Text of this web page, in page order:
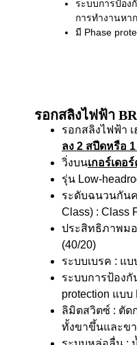
ระบบการป้อง
การทำงานหา
มี Phase
รอกสลิงไฟฟ้า
รอกสลิงไฟฟ้า
ลง 2 สปีดหรือ
วิ่งบนเกอร์เดอ
รุ่น Low-
ระดับฉนวนกัน
Class) : Class
ประสิทธิภาพมอ
(40/20)
ระบบเบรค : แบ
ระบบการป้องกั
protection แบบ
ลิมิตสวิตซ์ : ตัด
ทั้งขาขึ้นและข